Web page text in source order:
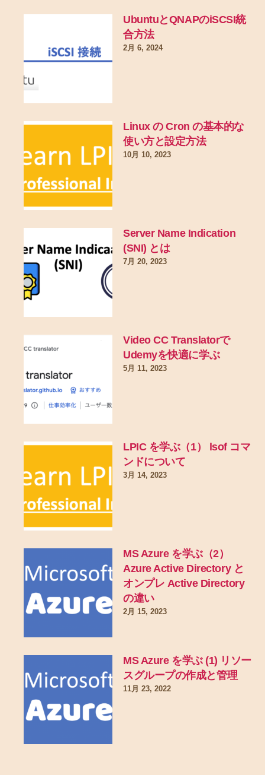
UbuntuとQNAPのiSCSI統
合方法
2月 6, 2024
Linux の Cron の基本的な
使い方と設定方法
10月 10, 2023
Server Name Indication
(SNI) とは
7月 20, 2023
Video CC Translatorで
Udemyを快適に学ぶ
5月 11, 2023
LPIC を学ぶ（1） lsof コマ
ンドについて
3月 14, 2023
MS Azure を学ぶ（2）
Azure Active Directory と
オンプレ Active Directory
の違い
2月 15, 2023
MS Azure を学ぶ (1) リソー
スグループの作成と管理
11月 23, 2022